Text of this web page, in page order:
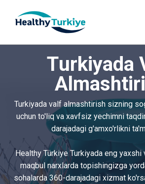
p
t
Turkiyada
Turkiyada valf almashtirish sizning
uchun to'liq va xavfsiz yechimni
darajadagi g'amxo'rlikni
Healthy Türkiye Turkiyada eng
maqbul narxlarda topishingizga
sohalarda 360-darajadagi xizmat